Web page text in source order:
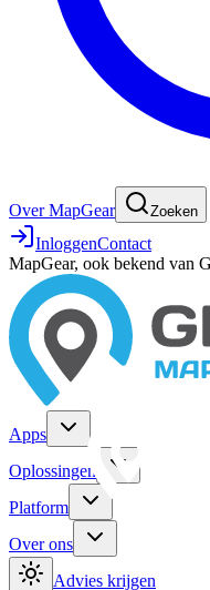
Over MapGear Zoeken
InloggenContact
MapGear, ook bekend van
Apps
Oplossingen
Platform
Over ons
Advies krijgen